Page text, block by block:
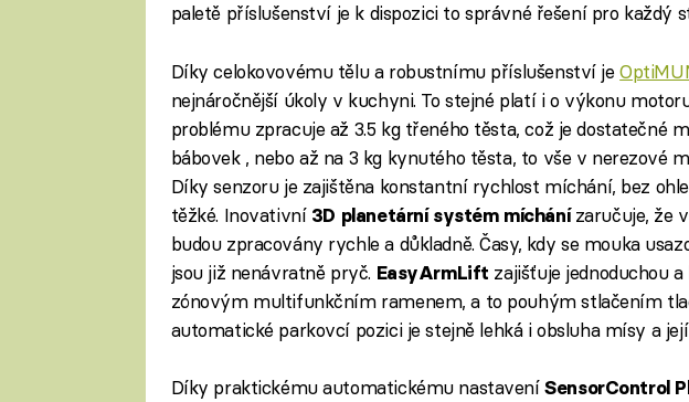
paletě příslušenství je k dispozici to správné řešení pro každý
Díky celokovovému tělu a robustnímu příslušenství je
nejnáročnější úkoly v kuchyni. To stejné platí i o výkonu
problému zpracuje až 3.5 kg třeného těsta, což je dostatečné
bábovek , nebo až na 3 kg kynutého těsta, to vše v nerezové
Díky senzoru je zajištěna konstantní rychlost míchání, bez
těžké. Inovativní 3D planetární systém míchánízaručuje, že
budou zpracovány rychle a důkladně. Časy, kdy se mouka
jsou již nenávratně pryč. EasyArmLift zajišťuje jednoduchou
zónovým multifunkčním ramenem, a to pouhým stlačením
automatické parkovcí pozici je stejně lehká i obsluha mísy a
Díky praktickému automatickému nastaveníSensorControl